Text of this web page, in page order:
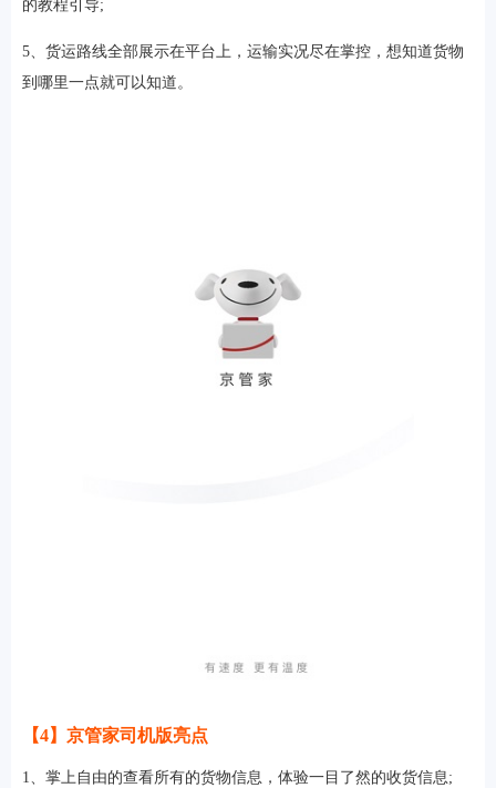
的教程引导;
5、货运路线全部展示在平台上，运输实况尽在掌控，想知道货物
到哪里一点就可以知道。
【4】京管家司机版亮点
1、掌上自由的查看所有的货物信息，体验一目了然的收货信息;